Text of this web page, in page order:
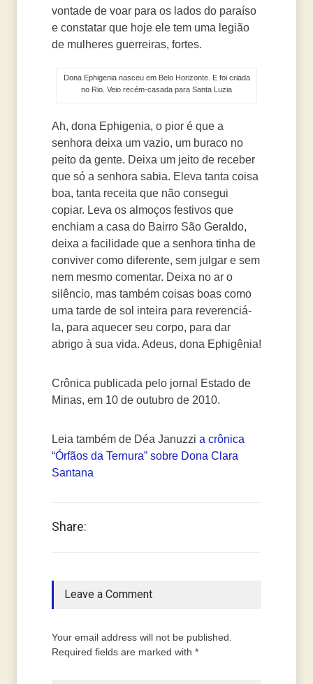
vontade de voar para os lados do paraíso
e constatar que hoje ele tem uma legião
de mulheres guerreiras, fortes.
Dona Ephigenia nasceu em Belo Horizonte. E foi criada
no Rio. Veio recém-casada para Santa Luzia
Ah, dona Ephigenia, o pior é que a
senhora deixa um vazio, um buraco no
peito da gente. Deixa um jeito de receber
que só a senhora sabia. Eleva tanta coisa
boa, tanta receita que não consegui
copiar. Leva os almoços festivos que
enchiam a casa do Bairro São Geraldo,
deixa a facilidade que a senhora tinha de
conviver como diferente, sem julgar e sem
nem mesmo comentar. Deixa no ar o
silêncio, mas também coisas boas como
uma tarde de sol inteira para reverenciá-
la, para aquecer seu corpo, para dar
abrigo à sua vida. Adeus, dona Ephigênia!
Crônica publicada pelo jornal Estado de
Minas, em 10 de outubro de 2010.
Leia também de Déa Januzzi a crônica
“Órfãos da Ternura” sobre Dona Clara
Santana
Share:
Leave a Comment
Your email address will not be published.
Required fields are marked with *